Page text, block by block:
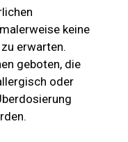
keine
erwarten.
geboten, die
oder